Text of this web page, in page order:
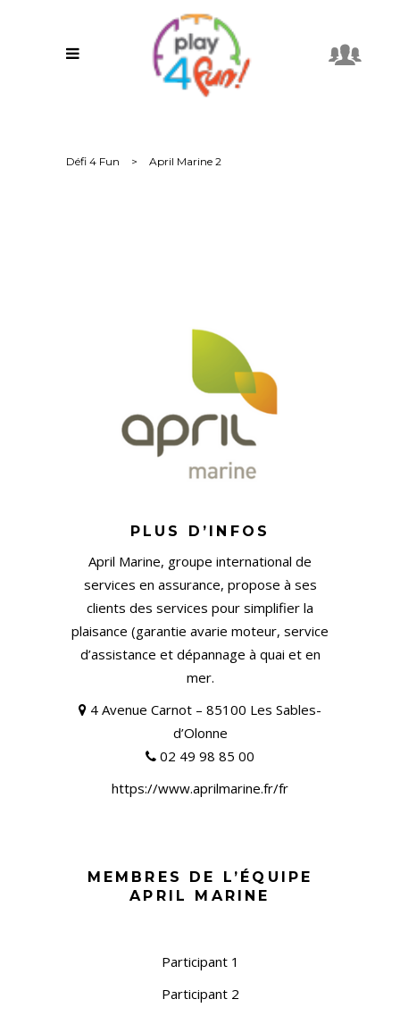
Défi 4 Fun > April Marine 2
PLUS D’INFOS
April Marine, groupe international de
services en assurance, propose à ses
clients des services pour simplifier la
plaisance (garantie avarie moteur, service
d’assistance et dépannage à quai et en
mer.
4 Avenue Carnot – 85100 Les Sables-
d’Olonne
02 49 98 85 00
https://www.aprilmarine.fr/fr
MEMBRES DE L’ÉQUIPE
APRIL MARINE
Participant 1
Participant 2